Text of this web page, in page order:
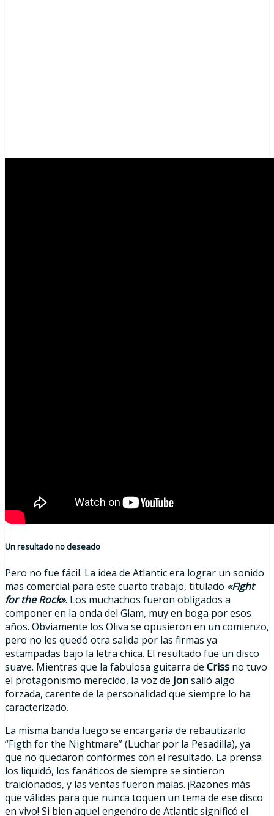
Un resultado no deseado
Pero no fue fácil. La idea de Atlantic era lograr un sonido
mas comercial para este cuarto trabajo, titulado «Fight
for the Rock». Los muchachos fueron obligados a
componer en la onda del Glam, muy en boga por esos
años. Obviamente los Oliva se opusieron en un comienzo,
pero no les quedó otra salida por las firmas ya
estampadas bajo la letra chica. El resultado fue un disco
suave. Mientras que la fabulosa guitarra de Criss no tuvo
el protagonismo merecido, la voz de Jonsalió algo
forzada, carente de la personalidad que siempre lo ha
caracterizado.
La misma banda luego se encargaría de rebautizarlo
“Figth for the Nightmare” (Luchar por la Pesadilla), ya
que no quedaron conformes con el resultado. La prensa
los liquidó, los fanáticos de siempre se sintieron
traicionados, y las ventas fueron malas. ¡Razones más
que válidas para que nunca toquen un tema de ese disco
en vivo! Si bien aquel engendro de Atlantic significó el